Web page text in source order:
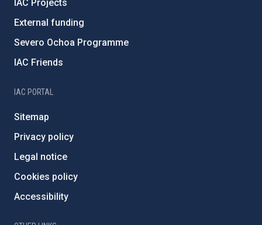
IAC Projects
External funding
Severo Ochoa Programme
IAC Friends
IAC PORTAL
Sitemap
Privacy policy
Legal notice
Cookies policy
Accessibility